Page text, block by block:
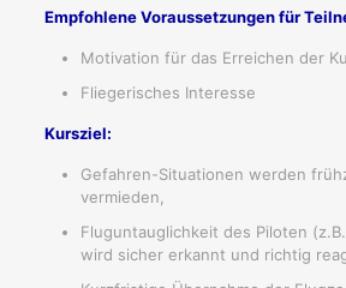
Empfohlene Voraussetzungen für
Motivation für das Erreichen der
Fliegerisches Interesse
Kursziel:
Gefahren-Situationen werden
vermieden,
Fluguntauglichkeit des Piloten
wird sicher erkannt und richtig